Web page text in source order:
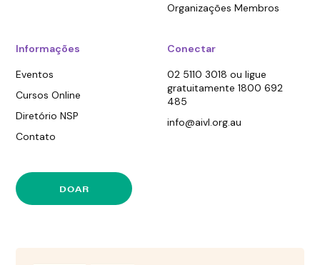
Organizações Membros
Informações
Eventos
Cursos Online
Diretório NSP
Contato
Conectar
02 5110 3018 ou ligue
gratuitamente 1800 692
485
info@aivl.org.au
DOAR